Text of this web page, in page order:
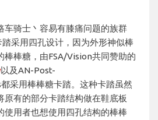
车骑士丶容易有膝痛问题的族群
采用四孔设计，因为外形神似棒
棒棒糖，由FSA/Vision共同赞助的
以及AN-Post-
采用棒棒糖卡踏。这种卡踏虽然
原有的部分卡踏结构做在鞋底板
使用者也想使用四孔结构的棒棒